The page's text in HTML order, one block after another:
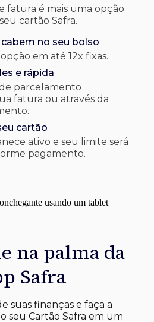
fatura é mais uma opção
cartão Safra.
no seu bolso
em até 12x fixas.
e rápida
parcelamento
fatura ou através da
cartão
ativo e seu limite será
pagamento.
na palma da
Safra
suas finanças e faça a
seu Cartão Safra em um